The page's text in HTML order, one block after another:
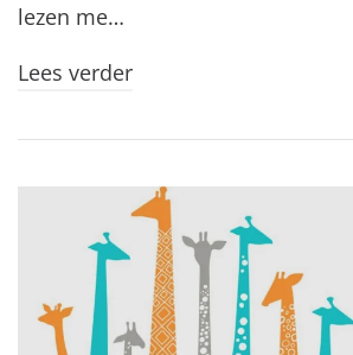
lezen me…
Lees verder